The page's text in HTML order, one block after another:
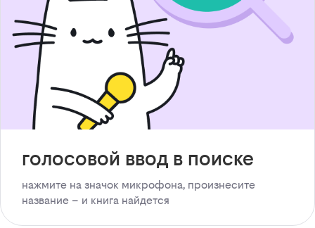
голосовой ввод в поиске
нажмите на значок микрофона, произнесите
название – и книга найдется